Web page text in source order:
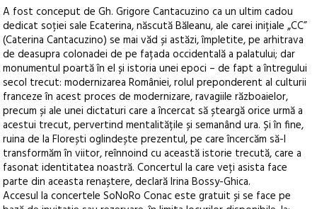
A fost conceput de Gh. Grigore Cantacuzino ca un ultim cadou
dedicat soției sale Ecaterina, născută Băleanu, ale carei inițiale „CC”
(Caterina Cantacuzino) se mai văd și astăzi, împletite, pe arhitrava
de deasupra colonadei de pe fațada occidentală a palatului; dar
monumentul poartă în el și istoria unei epoci – de fapt a întregului
secol trecut: modernizarea României, rolul preponderent al culturii
franceze în acest proces de modernizare, ravagiile războaielor,
precum și ale unei dictaturi care a încercat să șteargă orice urmă a
acestui trecut, pervertind mentalitățile și semanând ura. Și în fine,
ruina de la Florești oglindește prezentul, pe care încercăm să-l
transformăm în viitor, reînnoind cu această istorie trecută, care a
fasonat identitatea noastră. Concertul la care veți asista face
parte din aceasta renaștere, declară Irina Bossy-Ghica.
Accesul la concertele SoNoRo Conac este gratuit și se face pe